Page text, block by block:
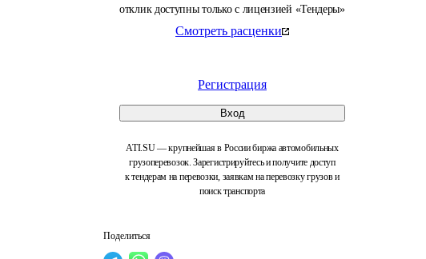
отклик доступны только с лицензией «Тендеры»
Смотреть расценки
Регистрация
Вход
ATI.SU — крупнейшая в России биржа автомобильных
грузоперевозок. Зарегистрируйтесь и получите доступ
к тендерам на перевозки, заявкам на перевозку грузов и
поиск транспорта
Поделиться